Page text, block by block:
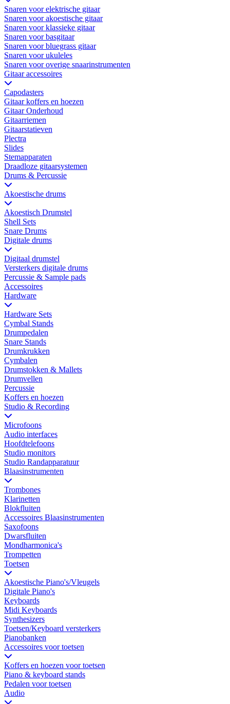
Snaren voor elektrische gitaar
Snaren voor akoestische gitaar
Snaren voor klassieke gitaar
Snaren voor basgitaar
Snaren voor bluegrass gitaar
Snaren voor ukuleles
Snaren voor overige snaarinstrumenten
Gitaar accessoires
Capodasters
Gitaar koffers en hoezen
Gitaar Onderhoud
Gitaarriemen
Gitaarstatieven
Plectra
Slides
Stemapparaten
Draadloze gitaarsystemen
Drums & Percussie
Akoestische drums
Akoestisch Drumstel
Shell Sets
Snare Drums
Digitale drums
Digitaal drumstel
Versterkers digitale drums
Percussie & Sample pads
Accessoires
Hardware
Hardware Sets
Cymbal Stands
Drumpedalen
Snare Stands
Drumkrukken
Cymbalen
Drumstokken & Mallets
Drumvellen
Percussie
Koffers en hoezen
Studio & Recording
Microfoons
Audio interfaces
Hoofdtelefoons
Studio monitors
Studio Randapparatuur
Blaasinstrumenten
Trombones
Klarinetten
Blokfluiten
Accessoires Blaasinstrumenten
Saxofoons
Dwarsfluiten
Mondharmonica's
Trompetten
Toetsen
Akoestische Piano's/Vleugels
Digitale Piano's
Keyboards
Midi Keyboards
Synthesizers
Toetsen/Keyboard versterkers
Pianobanken
Accessoires voor toetsen
Koffers en hoezen voor toetsen
Piano & keyboard stands
Pedalen voor toetsen
Audio